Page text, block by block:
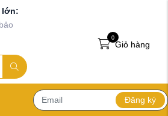
lớn:
Giỏ hàng
0
Đăng ký